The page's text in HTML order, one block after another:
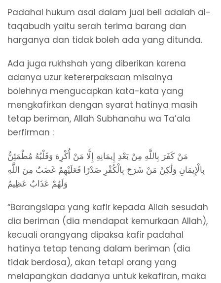
Padahal hukum asal dalam jual beli adalah al-
taqabudh yaitu serah terima barang dan
harganya dan tidak boleh ada yang ditunda.
Ada juga rukhshah yang diberikan karena
adanya uzur ketererpaksaan misalnya
bolehnya mengucapkan kata-kata yang
mengkafirkan dengan syarat hatinya masih
tetap beriman, Allah Subhanahu wa Ta’ala
berfirman :
مَنْ كَفَرَ بِاللَّهِ مِنْ بَعْدِ إِيمَانِهِ إِلَّا مَنْ أُكْرِهَ وَقَلْبُهُ مُطْمَئِنٌّ
بِالْإِيمَانِ وَلَٰكِنْ مَنْ شَرَحَ بِالْكُفْرِ صَدْرًا فَعَلَيْهِمْ غَضَبٌ مِنَ اللَّهِ
وَلَهُمْ عَذَابٌ عَظِيمٌ
“Barangsiapa yang kafir kepada Allah sesudah
dia beriman (dia mendapat kemurkaan Allah),
kecuali orangyang dipaksa kafir padahal
hatinya tetap tenang dalam beriman (dia
tidak berdosa), akan tetapi orang yang
melapangkan dadanya untuk kekafiran, maka